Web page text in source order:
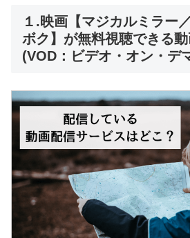
１.映画【マジカルミラー
ボク】が無料視聴できる
(VOD：ビデオ・オン・デ